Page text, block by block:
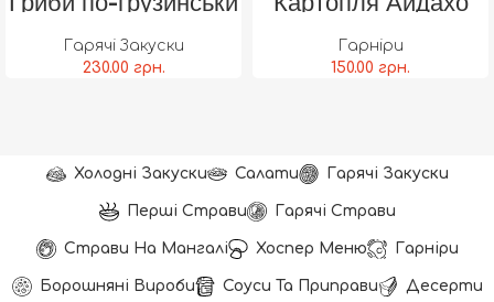
Гарячі Закуски
230.00 грн.
Гарніри
150.00 грн.
Холодні Закуски Салати Гарячі Закуски
Перші Страви Гарячі Страви
Страви На Мангалі Хоспер Меню Гарніри
Борошняні Вироби Соуси Та Приправи Десерти